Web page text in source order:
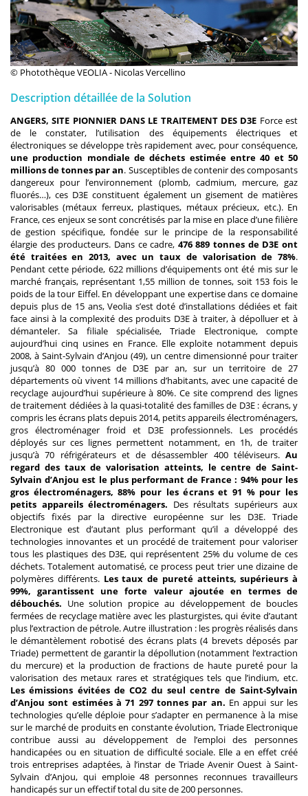
© Photothèque VEOLIA - Nicolas Vercellino
Description détaillée de la Solution
ANGERS, SITE PIONNIER DANS LE TRAITEMENT DES D3E Force est
de le constater, l’utilisation des équipements électriques et
électroniques se développe très rapidement avec, pour conséquence,
une production mondiale de déchets estimée entre 40 et 50
millions de tonnes par an. Susceptibles de contenir des composants
dangereux pour l’environnement (plomb, cadmium, mercure, gaz
fluorés…), ces D3E constituent également un gisement de matières
valorisables (métaux ferreux, plastiques, métaux précieux, etc.). En
France, ces enjeux se sont concrétisés par la mise en place d’une filière
de gestion spécifique, fondée sur le principe de la responsabilité
élargie des producteurs. Dans ce cadre, 476 889 tonnes de D3E ont
été traitées en 2013, avec un taux de valorisation de 78%.
Pendant cette période, 622 millions d’équipements ont été mis sur le
marché français, représentant 1,55 million de tonnes, soit 153 fois le
poids de la tour Eiffel. En développant une expertise dans ce domaine
depuis plus de 15 ans, Veolia s’est doté d’installations dédiées et fait
face ainsi à la complexité des produits D3E à traiter, à dépolluer et à
démanteler. Sa filiale spécialisée, Triade Electronique, compte
aujourd’hui cinq usines en France. Elle exploite notamment depuis
2008, à Saint-Sylvain d’Anjou (49), un centre dimensionné pour traiter
jusqu’à 80 000 tonnes de D3E par an, sur un territoire de 27
départements où vivent 14 millions d’habitants, avec une capacité de
recyclage aujourd’hui supérieure à 80%. Ce site comprend des lignes
de traitement dédiées à la quasi-totalité des familles de D3E : écrans, y
compris les écrans plats depuis 2014, petits appareils électroménagers,
gros électroménager froid et D3E professionnels. Les procédés
déployés sur ces lignes permettent notamment, en 1h, de traiter
jusqu’à 70 réfrigérateurs et de désassembler 400 téléviseurs. Au
regard des taux de valorisation atteints, le centre de Saint-
Sylvain d’Anjou est le plus performant de France : 94% pour les
gros électroménagers, 88% pour les écrans et 91 % pour les
petits appareils électroménagers. Des résultats supérieurs aux
objectifs fixés par la directive européenne sur les D3E. Triade
Electronique est d’autant plus performant qu’il a développé des
technologies innovantes et un procédé de traitement pour valoriser
tous les plastiques des D3E, qui représentent 25% du volume de ces
déchets. Totalement automatisé, ce process peut trier une dizaine de
polymères différents. Les taux de pureté atteints, supérieurs à
99%, garantissent une forte valeur ajoutée en termes de
débouchés. Une solution propice au développement de boucles
fermées de recyclage matière avec les plasturgistes, qui évite d’autant
plus l’extraction de pétrole. Autre illustration : les progrès réalisés dans
le démantèlement robotisé des écrans plats (4 brevets déposés par
Triade) permettent de garantir la dépollution (notamment l’extraction
du mercure) et la production de fractions de haute pureté pour la
valorisation des metaux rares et stratégiques tels que l’indium, etc.
Les émissions évitées de CO2 du seul centre de Saint-Sylvain
d’Anjou sont estimées à 71 297 tonnes par an. En appui sur les
technologies qu’elle déploie pour s’adapter en permanence à la mise
sur le marché de produits en constante évolution, Triade Electronique
contribue aussi au développement de l’emploi des personnes
handicapées ou en situation de difficulté sociale. Elle a en effet créé
trois entreprises adaptées, à l’instar de Triade Avenir Ouest à Saint-
Sylvain d’Anjou, qui emploie 48 personnes reconnues travailleurs
handicapés sur un effectif total du site de 200 personnes.